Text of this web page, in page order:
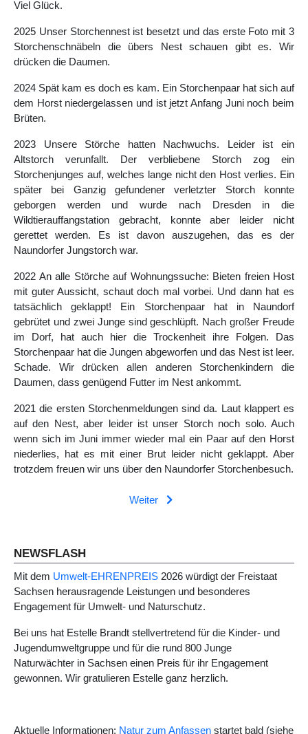
Viel Glück.
2025 Unser Storchennest ist besetzt und das erste Foto mit 3
Storchenschnäbeln die übers Nest schauen gibt es. Wir
drücken die Daumen.
2024 Spät kam es doch es kam. Ein Storchenpaar hat sich auf
dem Horst niedergelassen und ist jetzt Anfang Juni noch beim
Brüten.
2023 Unsere Störche hatten Nachwuchs. Leider ist ein
Altstorch verunfallt. Der verbliebene Storch zog ein
Storchenjunges auf, welches lange nicht den Host verlies. Ein
später bei Ganzig gefundener verletzter Storch konnte
geborgen werden und wurde nach Dresden in die
Wildtierauffangstation gebracht, konnte aber leider nicht
gerettet werden. Es ist davon auszugehen, das es der
Naundorfer Jungstorch war.
2022 An alle Störche auf Wohnungssuche: Bieten freien Host
mit guter Aussicht, schaut doch mal vorbei. Und dann hat es
tatsächlich geklappt! Ein Storchenpaar hat in Naundorf
gebrütet und zwei Junge sind geschlüpft. Nach großer Freude
im Dorf, hat auch hier die Trockenheit ihre Folgen. Das
Storchenpaar hat die Jungen abgeworfen und das Nest ist leer.
Schade. Wir drücken allen anderen Storchenkindern die
Daumen, dass genügend Futter im Nest ankommt.
2021 die ersten Storchenmeldungen sind da. Laut klappert es
auf den Nest, aber leider ist unser Storch noch solo. Auch
wenn sich im Juni immer wieder mal ein Paar auf den Horst
niederlies, hat es mit einer Brut leider nicht geklappt. Aber
trotzdem freuen wir uns über den Naundorfer Storchenbesuch.
Weiter
NEWSFLASH
Mit dem Umwelt-EHRENPREIS 2026 würdigt der Freistaat
Sachsen herausragende Leistungen und besonderes
Engagement für Umwelt- und Naturschutz.
Bei uns hat Estelle Brandt stellvertretend für die Kinder- und
Jugendumweltgruppe und für die rund 800 Junge
Naturwächter in Sachsen einen Preis für ihr Engagement
gewonnen. Wir gratulieren Estelle ganz herzlich.
Aktuelle Informationen: Natur zum Anfassen startet bald (siehe